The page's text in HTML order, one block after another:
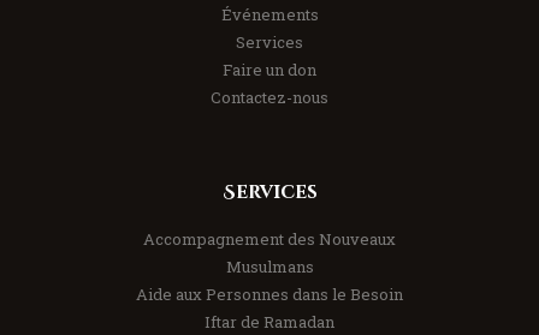
Événements
Services
Faire un don
Contactez-nous
Services
Accompagnement des Nouveaux
Musulmans
Aide aux Personnes dans le Besoin
Iftar de Ramadan